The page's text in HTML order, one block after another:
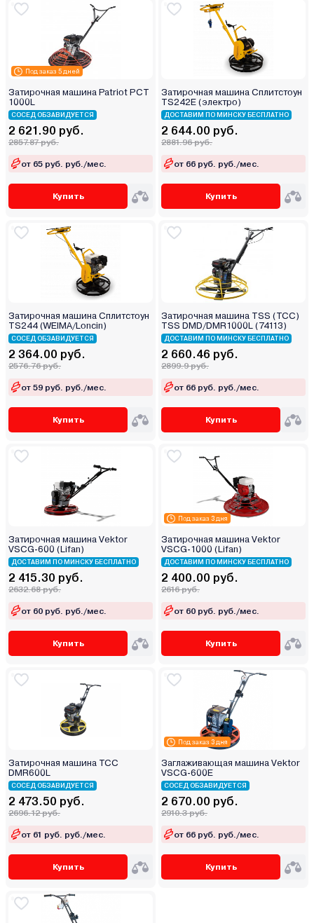
Под заказ 5 дней
Затирочная машина Patriot PCT
1000L
СОСЕД ОБЗАВИДУЕТСЯ
2 621.90 руб.
2857.87 руб.
от 65 руб. руб./мес.
Купить
Затирочная машина Сплитстоун
TS242E (электро)
ДОСТАВИМ ПО МИНСКУ БЕСПЛАТНО
2 644.00 руб.
2881.96 руб.
от 66 руб. руб./мес.
Купить
Затирочная машина Сплитстоун
TS244 (WEIMA/Loncin)
СОСЕД ОБЗАВИДУЕТСЯ
2 364.00 руб.
2576.76 руб.
от 59 руб. руб./мес.
Купить
Затирочная машина TSS (ТСС)
TSS DMD/DMR1000L (74113)
ДОСТАВИМ ПО МИНСКУ БЕСПЛАТНО
2 660.46 руб.
2899.9 руб.
от 66 руб. руб./мес.
Купить
Затирочная машина Vektor
VSCG-600 (Lifan)
ДОСТАВИМ ПО МИНСКУ БЕСПЛАТНО
2 415.30 руб.
2632.68 руб.
от 60 руб. руб./мес.
Купить
Под заказ 3 дня
Затирочная машина Vektor
VSCG-1000 (Lifan)
ДОСТАВИМ ПО МИНСКУ БЕСПЛАТНО
2 400.00 руб.
2616 руб.
от 60 руб. руб./мес.
Купить
Затирочная машина ТСС
DMR600L
СОСЕД ОБЗАВИДУЕТСЯ
2 473.50 руб.
2696.12 руб.
от 61 руб. руб./мес.
Купить
Под заказ 3 дня
Заглаживающая машина Vektor
VSCG-600E
СОСЕД ОБЗАВИДУЕТСЯ
2 670.00 руб.
2910.3 руб.
от 66 руб. руб./мес.
Купить